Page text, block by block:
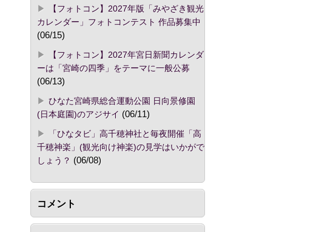
【フォトコン】2027年版「みやざき観光
カレンダー」フォトコンテスト 作品募集中
(06/15)
【フォトコン】2027年宮日新聞カレンダ
ーは「宮崎の四季」をテーマに一般公募
(06/13)
ひなた宮崎県総合運動公園 日向景修園
(日本庭園)のアジサイ (06/11)
「ひなタビ」高千穂神社と毎夜開催「高
千穂神楽」(観光向け神楽)の見学はいかがで
しょう？ (06/08)
コメント